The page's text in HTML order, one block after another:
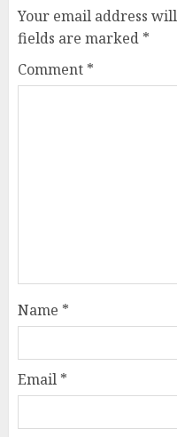
Your email address
fields are marked *
Comment *
Name *
Email *